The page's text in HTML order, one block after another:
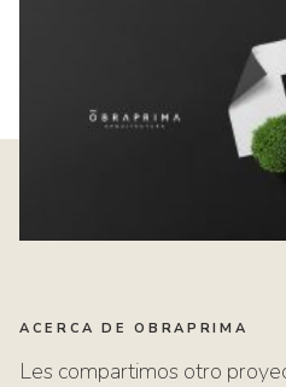
ACERCA DE OBRAPRIMA
Les compartimos otro